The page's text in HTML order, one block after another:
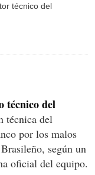
técnico del
técnico del
técnica del
por los malos
según un
oficial del equipo.